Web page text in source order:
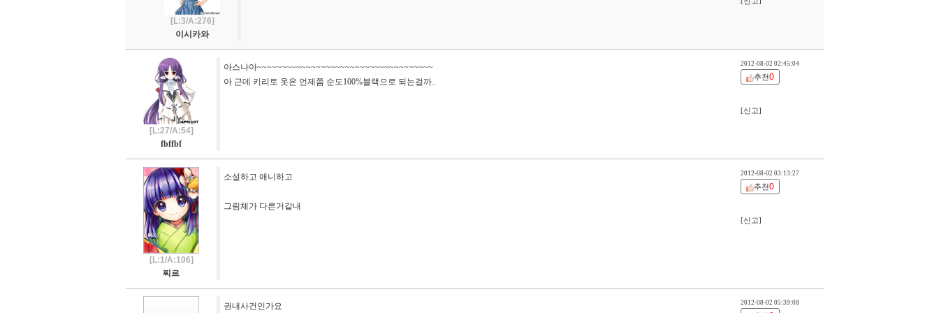
[L:3/A:276]
이시카와
[L:27/A:54]
fbffbf
아스나아~~~~~~~~~~~~~~~~~~~~~~~~~~~~~~~~~~~~
아 근데 키리토 옷은 언제쯤 순도100%블랙으로 되는걸까..
2012-08-02 02:45:04
추천0
[신고]
[L:1/A:106]
찌르
소설하고 애니하고
그림체가 다른거같내
2012-08-02 03:13:27
추천0
[신고]
권내사건인가요 2012-08-02 05:39:08